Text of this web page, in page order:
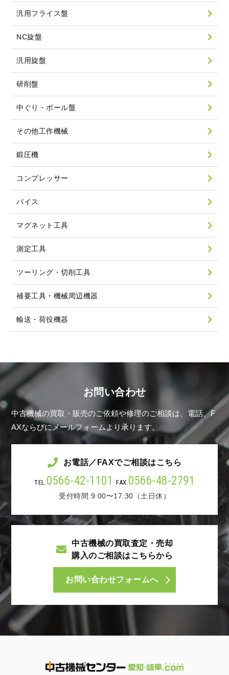
汎用フライス盤
NC旋盤
汎用旋盤
研削盤
中ぐり・ボール盤
その他工作機械
鍛圧機
コンプレッサー
バイス
マグネット工具
測定工具
ツーリング・切削工具
補要工具・機械周辺機器
輸送・荷役機器
お問い合わせ
中古機械の買取・販売のご依頼や修理のご相談は、電話、F
AXならびにメールフォームより承ります。
お電話／FAXでご相談はこちら
TEL.0566-42-1101 FAX.0566-48-2791
受付時間 9:00〜17:30（土日休）
中古機械の買取査定・売却
購入のご相談はこちらから
お問い合わせフォームへ